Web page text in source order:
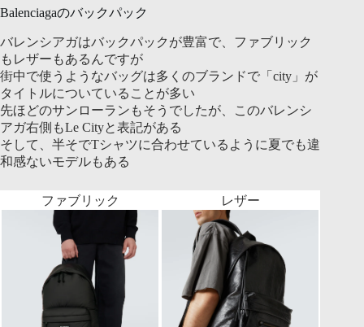
Balenciagaのバックパック
バレンシアガはバックパックが豊富で、ファブリック
もレザーもあるんですが
街中で使うようなバッグは多くのブランドで「city」が
タイトルについていることが多い
先ほどのサンローランもそうでしたが、このバレンシ
アガ右側もLe Cityと表記がある
そして、半そでTシャツに合わせているように夏でも違
和感ないモデルもある
ファブリック レザー